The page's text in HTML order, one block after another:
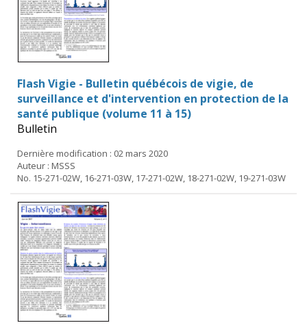
Flash Vigie - Bulletin québécois de vigie, de
surveillance et d'intervention en protection de la
santé publique (volume 11 à 15)
Bulletin
Dernière modification : 02 mars 2020
Auteur : MSSS
No. 15-271-02W, 16-271-03W, 17-271-02W, 18-271-02W, 19-271-03W